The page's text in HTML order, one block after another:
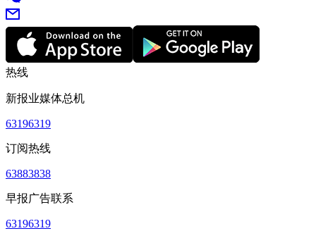
热线
新报业媒体总机
63196319
订阅热线
63883838
早报广告联系
63196319